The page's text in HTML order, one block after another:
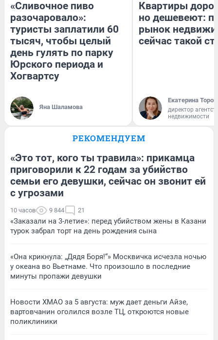
«Сливочное пиво
разочаровало»:
туристы заплатили 60
тысяч, чтобы целый
день гулять по парку
Юрского периода и
Хогвартсу
Яна Шаламова
Квартиры
но дешевеют:
рынок
сейчас такой
Екатерина
директор
недвижимости
РЕКОМЕНДУЕМ
«Это тот, кого ты травила»: прикамца
приговорили к 22 годам за убийство
семьи его девушки, сейчас он звонит ей
с угрозами
10 часов 9 844 21
«Заказали на 3-летие»: перед убийством жены в Казани
турок забрал торт на день рождения сына
«Она крикнула: „Дядя Боря!“» Москвичка исчезла ночью
у океана во Вьетнаме. Что произошло в последние
минуты пропажи девушки
Новости ХМАО за 5 августа: муж дает деньги Айзе,
вартовчанин оголился возле ТЦ, откроются новые
поликлиники